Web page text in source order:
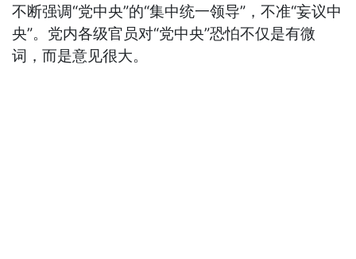
不断强调“党中央”的“集中统一领导”，不准“妄议中
央”。党内各级官员对“党中央”恐怕不仅是有微
词，而是意见很大。